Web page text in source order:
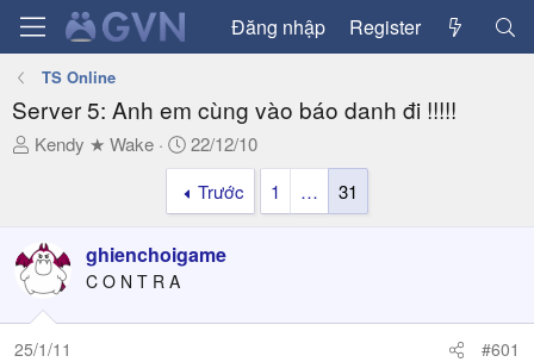
Đăng nhập Register
TS Online
Server 5: Anh em cùng vào báo danh đi !!!!!
T
a
d
s
t
a
Kendy ★ Wake
N
g
à
y
ử
22/12/10
Trước
1 … 31
ghienchoigame
C O N T R A
25/1/11 #601